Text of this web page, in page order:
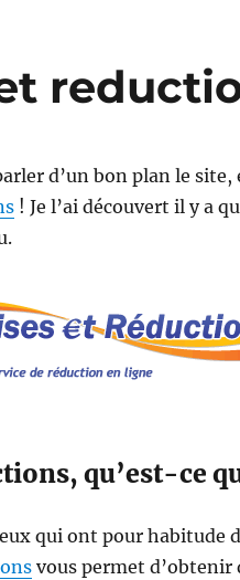
d’un bon plan le
! Je l’ai découvert il y a
qu’est-ce
qui ont pour habitude
vous permet d’obtenir